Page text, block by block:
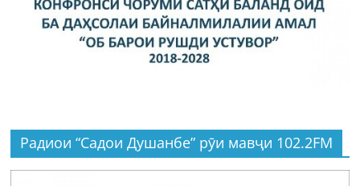
Радиои “Садои Душанбе” рӯи мавҷи 102.2FM